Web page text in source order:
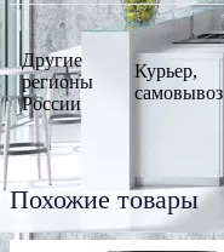
Другие
регионы
России
Курьер,
самовывоз
Похожие товары